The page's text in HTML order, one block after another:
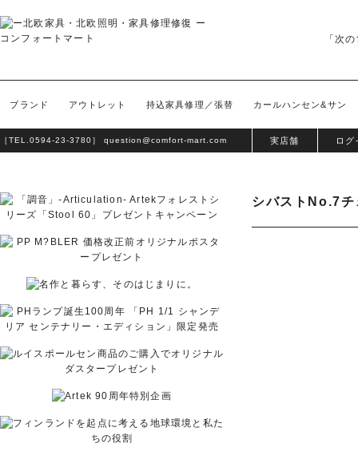
「次
ブランド アウトレット 持込家具修理／張替 カールハンセン&サン
［TEL. 0594-23-3780］ question@comfort-mart.com 実店舗 ログ
シバストNo.7